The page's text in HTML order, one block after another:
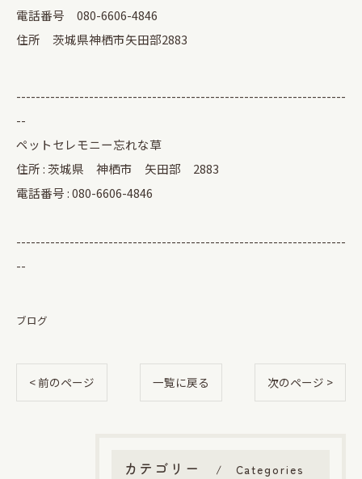
電話番号 080-6606-4846
住所 茨城県神栖市矢田部2883
--------------------------------------------------------------------
--
ペットセレモニー忘れな草
住所 : 茨城県 神栖市 矢田部 2883
電話番号 : 080-6606-4846
--------------------------------------------------------------------
--
ブログ
< 前のページ 一覧に戻る 次のページ >
カテゴリー Categories